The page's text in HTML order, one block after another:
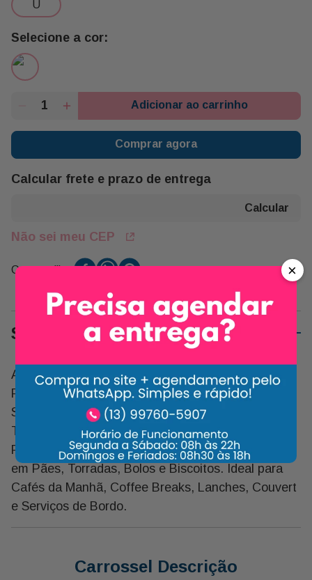
u
Adicionar ao carrinho
Comprar agora
Calcular frete e prazo de entrega
Não sei meu CEP
Compartilhe:
Sobre o Produto
A Exclusiva Manteiga Sachê Président É Obtida a
Partir do Puro Creme de Leite Pasteurizado.
Saborosa Opção Aqueles Que Não Dispensam o
Tradicional No Café da Manhã. a Manteiga
Président É Diferenciada, Requintada e Utilizada
em Pães, Torradas, Bolos e Biscoitos. Ideal para
Cafés da Manhã, Coffee Breaks, Lanches, Couvert
e Serviços de Bordo.
Carrossel Descrição
×